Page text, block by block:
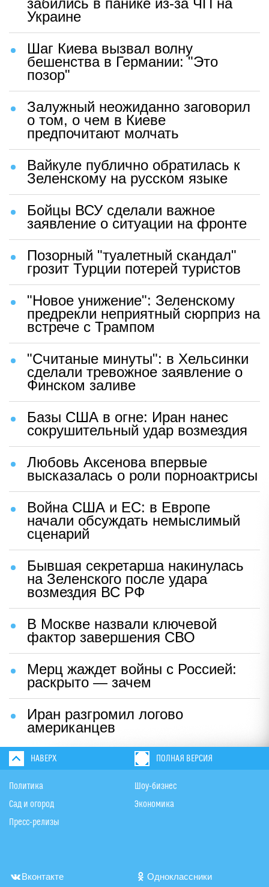
забились в панике из-за ЧП на
Украине
Шаг Киева вызвал волну
бешенства в Германии: "Это
позор"
Залужный неожиданно заговорил
о том, о чем в Киеве
предпочитают молчать
Вайкуле публично обратилась к
Зеленскому на русском языке
Бойцы ВСУ сделали важное
заявление о ситуации на фронте
Позорный "туалетный скандал"
грозит Турции потерей туристов
"Новое унижение": Зеленскому
предрекли неприятный сюрприз на
встрече с Трампом
"Считаные минуты": в Хельсинки
сделали тревожное заявление о
Финском заливе
Базы США в огне: Иран нанес
сокрушительный удар возмездия
Любовь Аксенова впервые
высказалась о роли порноактрисы
Война США и ЕС: в Европе
начали обсуждать немыслимый
сценарий
Бывшая секретарша накинулась
на Зеленского после удара
возмездия ВС РФ
В Москве назвали ключевой
фактор завершения СВО
Мерц жаждет войны с Россией:
раскрыто — зачем
Иран разгромил логово
американцев
НАВЕРХ ПОЛНАЯ ВЕРСИЯ
Политика
Сад и огород
Пресс-релизы
Шоу-бизнес
Экономика
Вконтакте Одноклассники